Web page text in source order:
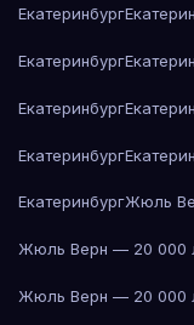
Екатеринбург
Екатеринбург
Екатеринбург
Екатеринбург
ЕкатеринбургЖюль
Жюль Верн — 20 000
Жюль Верн — 20 000